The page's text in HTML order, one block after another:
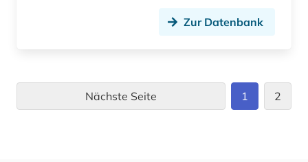
Zur Datenbank
Nächste Seite 1 2